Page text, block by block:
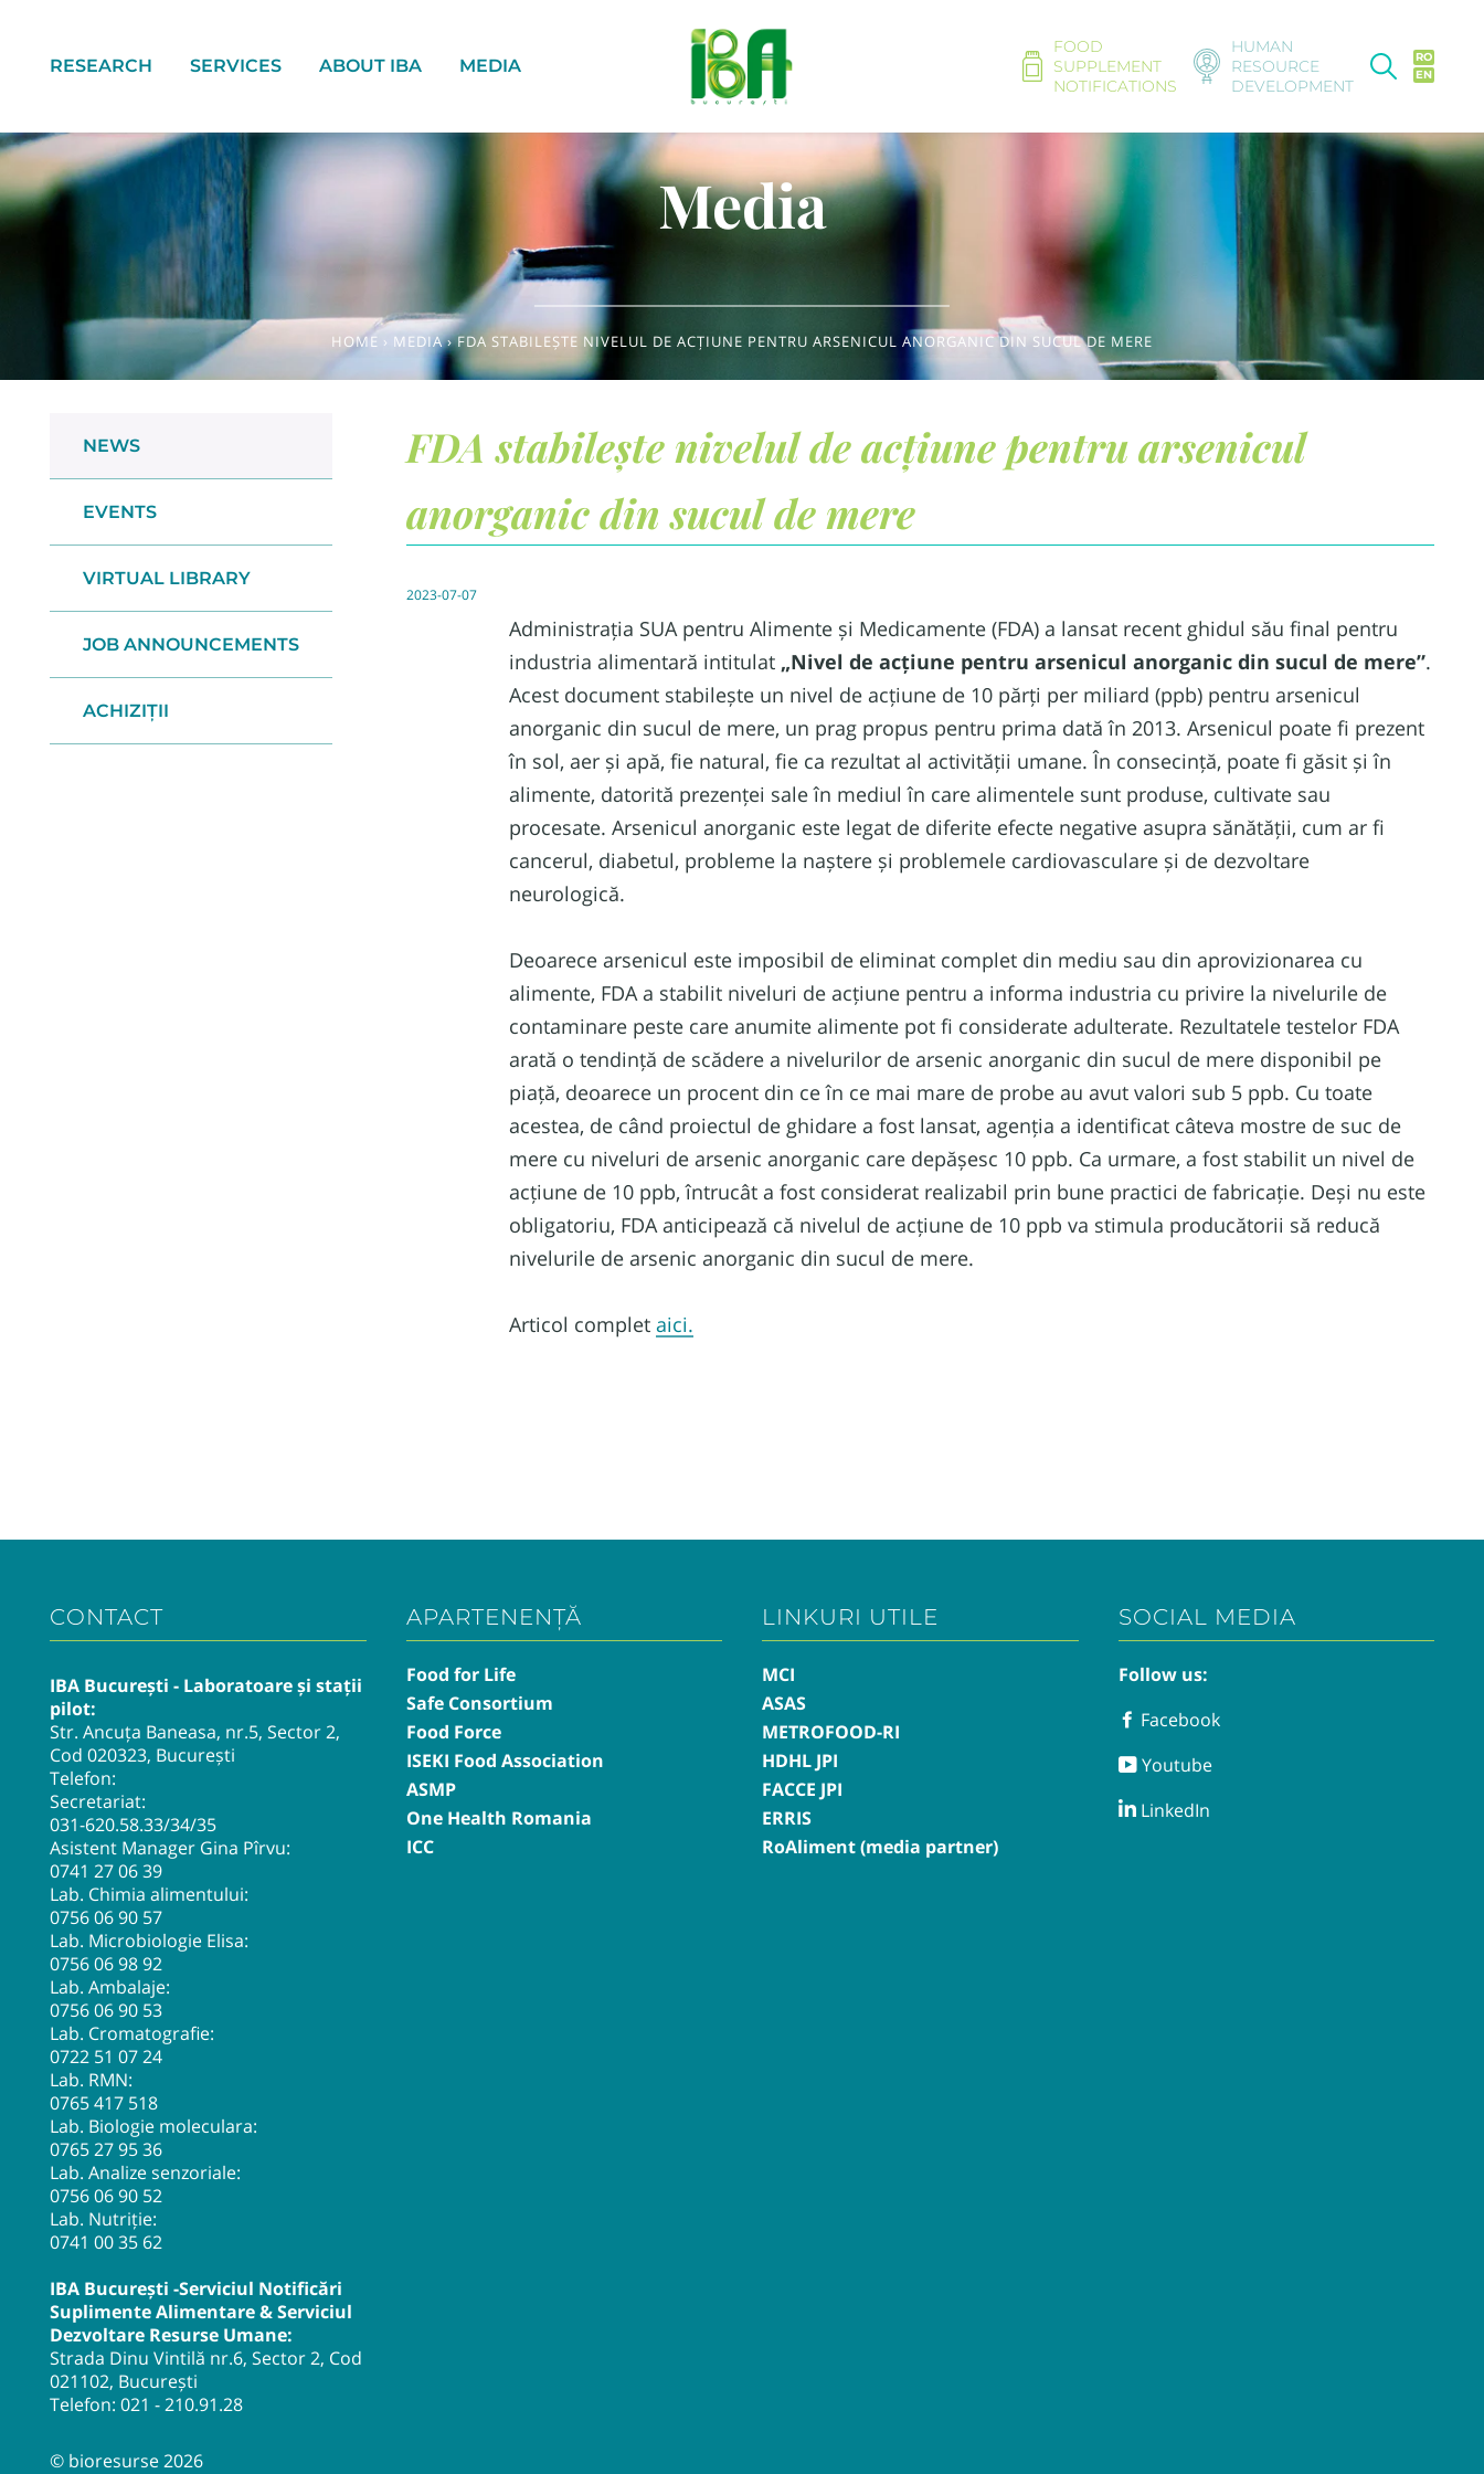
RESEARCH SERVICES ABOUT IBA MEDIA
FOOD
SUPPLEMENT
NOTIFICATIONS
HUMAN
RESOURCE
DEVELOPMENT
RO
EN
Media
HOME › MEDIA › FDA STABILEȘTE NIVELUL DE ACȚIUNE PENTRU ARSENICUL ANORGANIC DIN SUCUL DE MERE
NEWS
EVENTS
VIRTUAL LIBRARY
JOB ANNOUNCEMENTS
ACHIZIȚII
FDA stabilește nivelul de acțiune pentru arsenicul
anorganic din sucul de mere
2023-07-07
Administrația SUA pentru Alimente și Medicamente (FDA) a lansat recent ghidul său final pentru
industria alimentară intitulat „Nivel de acțiune pentru arsenicul anorganic din sucul de mere”.
Acest document stabilește un nivel de acțiune de 10 părți per miliard (ppb) pentru arsenicul
anorganic din sucul de mere, un prag propus pentru prima dată în 2013. Arsenicul poate fi prezent
în sol, aer și apă, fie natural, fie ca rezultat al activității umane. În consecință, poate fi găsit și în
alimente, datorită prezenței sale în mediul în care alimentele sunt produse, cultivate sau
procesate. Arsenicul anorganic este legat de diferite efecte negative asupra sănătății, cum ar fi
cancerul, diabetul, probleme la naștere și problemele cardiovasculare și de dezvoltare
neurologică.
Deoarece arsenicul este imposibil de eliminat complet din mediu sau din aprovizionarea cu
alimente, FDA a stabilit niveluri de acțiune pentru a informa industria cu privire la nivelurile de
contaminare peste care anumite alimente pot fi considerate adulterate. Rezultatele testelor FDA
arată o tendință de scădere a nivelurilor de arsenic anorganic din sucul de mere disponibil pe
piață, deoarece un procent din ce în ce mai mare de probe au avut valori sub 5 ppb. Cu toate
acestea, de când proiectul de ghidare a fost lansat, agenția a identificat câteva mostre de suc de
mere cu niveluri de arsenic anorganic care depășesc 10 ppb. Ca urmare, a fost stabilit un nivel de
acțiune de 10 ppb, întrucât a fost considerat realizabil prin bune practici de fabricație. Deși nu este
obligatoriu, FDA anticipează că nivelul de acțiune de 10 ppb va stimula producătorii să reducă
nivelurile de arsenic anorganic din sucul de mere.
Articol complet aici.
CONTACT
IBA București - Laboratoare și stații
pilot:
Str. Ancuța Baneasa, nr.5, Sector 2,
Cod 020323, București
Telefon:
Secretariat:
031-620.58.33/34/35
Asistent Manager Gina Pîrvu:
0741 27 06 39
Lab. Chimia alimentului:
0756 06 90 57
Lab. Microbiologie Elisa:
0756 06 98 92
Lab. Ambalaje:
0756 06 90 53
Lab. Cromatografie:
0722 51 07 24
Lab. RMN:
0765 417 518
Lab. Biologie moleculara:
0765 27 95 36
Lab. Analize senzoriale:
0756 06 90 52
Lab. Nutriție:
0741 00 35 62
IBA București -Serviciul Notificări
Suplimente Alimentare & Serviciul
Dezvoltare Resurse Umane:
Strada Dinu Vintilă nr.6, Sector 2, Cod
021102, București
Telefon: 021 - 210.91.28
APARTENENȚĂ
Food for Life
Safe Consortium
Food Force
ISEKI Food Association
ASMP
One Health Romania
ICC
LINKURI UTILE
MCI
ASAS
METROFOOD-RI
HDHL JPI
FACCE JPI
ERRIS
RoAliment (media partner)
SOCIAL MEDIA
Follow us:
FacebookFacebook
YoutubeYoutube
LinkedInLinkedIn
© bioresurse 2026